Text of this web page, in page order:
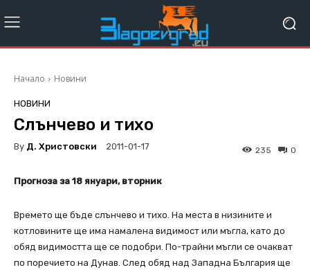
Начало Новини
НОВИНИ
Слънчево и тихо
By Д. Христовски 2011-01-17 0
235
Прогноза за 18 януари, вторник
Времето ще бъде слънчево и тихо. На места в низините и
котловините ще има намалена видимост или мъгла, като до
обяд видимостта ще се подобри. По-трайни мъгли се очакват
по поречието на Дунав. След обяд над Западна България ще